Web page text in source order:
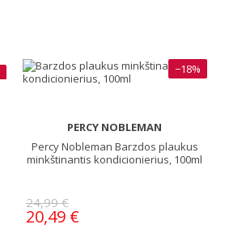
−18%
PERCY NOBLEMAN
Percy Nobleman Barzdos plaukus
minkštinantis kondicionierius, 100ml
24,99 €
20,49 €